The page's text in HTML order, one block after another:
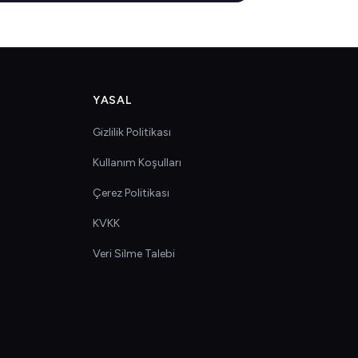
YASAL
Gizlilik Politikası
Kullanım Koşulları
Çerez Politikası
KVKK
Veri Silme Talebi